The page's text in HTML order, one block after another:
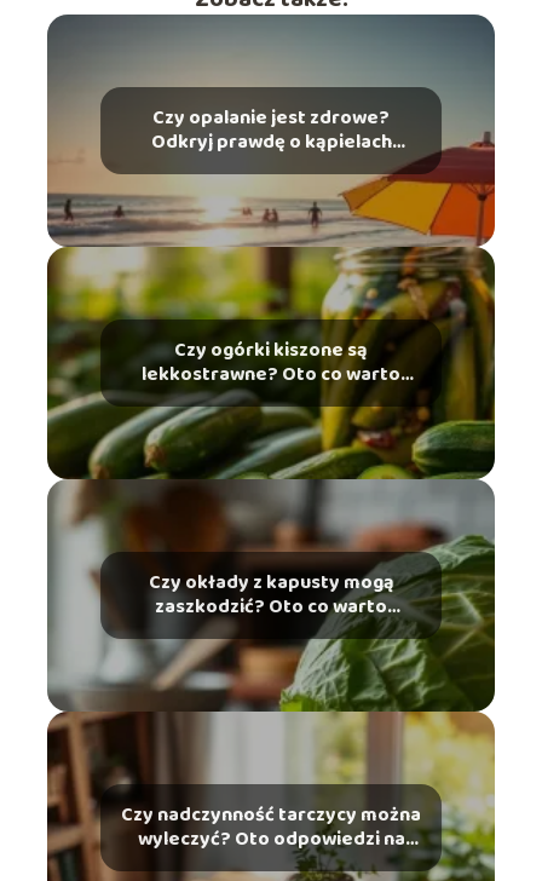
Czy opalanie jest zdrowe?
Odkryj prawdę o kąpielach
słonecznych
Czy ogórki kiszone są
lekkostrawne? Oto co warto
wiedzieć
Czy okłady z kapusty mogą
zaszkodzić? Oto co warto
wiedzieć
Czy nadczynność tarczycy można
wyleczyć? Oto odpowiedzi na
najważniejsze pytania